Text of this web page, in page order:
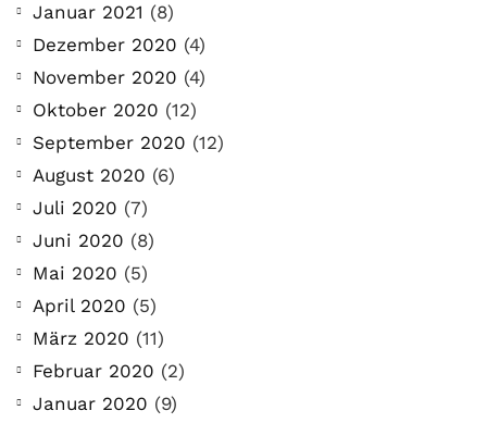
Januar 2021 (8)
Dezember 2020 (4)
November 2020 (4)
Oktober 2020 (12)
September 2020 (12)
August 2020 (6)
Juli 2020 (7)
Juni 2020 (8)
Mai 2020 (5)
April 2020 (5)
März 2020 (11)
Februar 2020 (2)
Januar 2020 (9)